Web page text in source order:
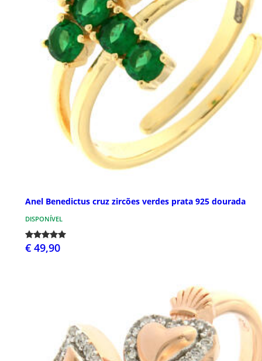
Anel Benedictus cruz zircões verdes prata 925 dourada
DISPONÍVEL
€ 49,90